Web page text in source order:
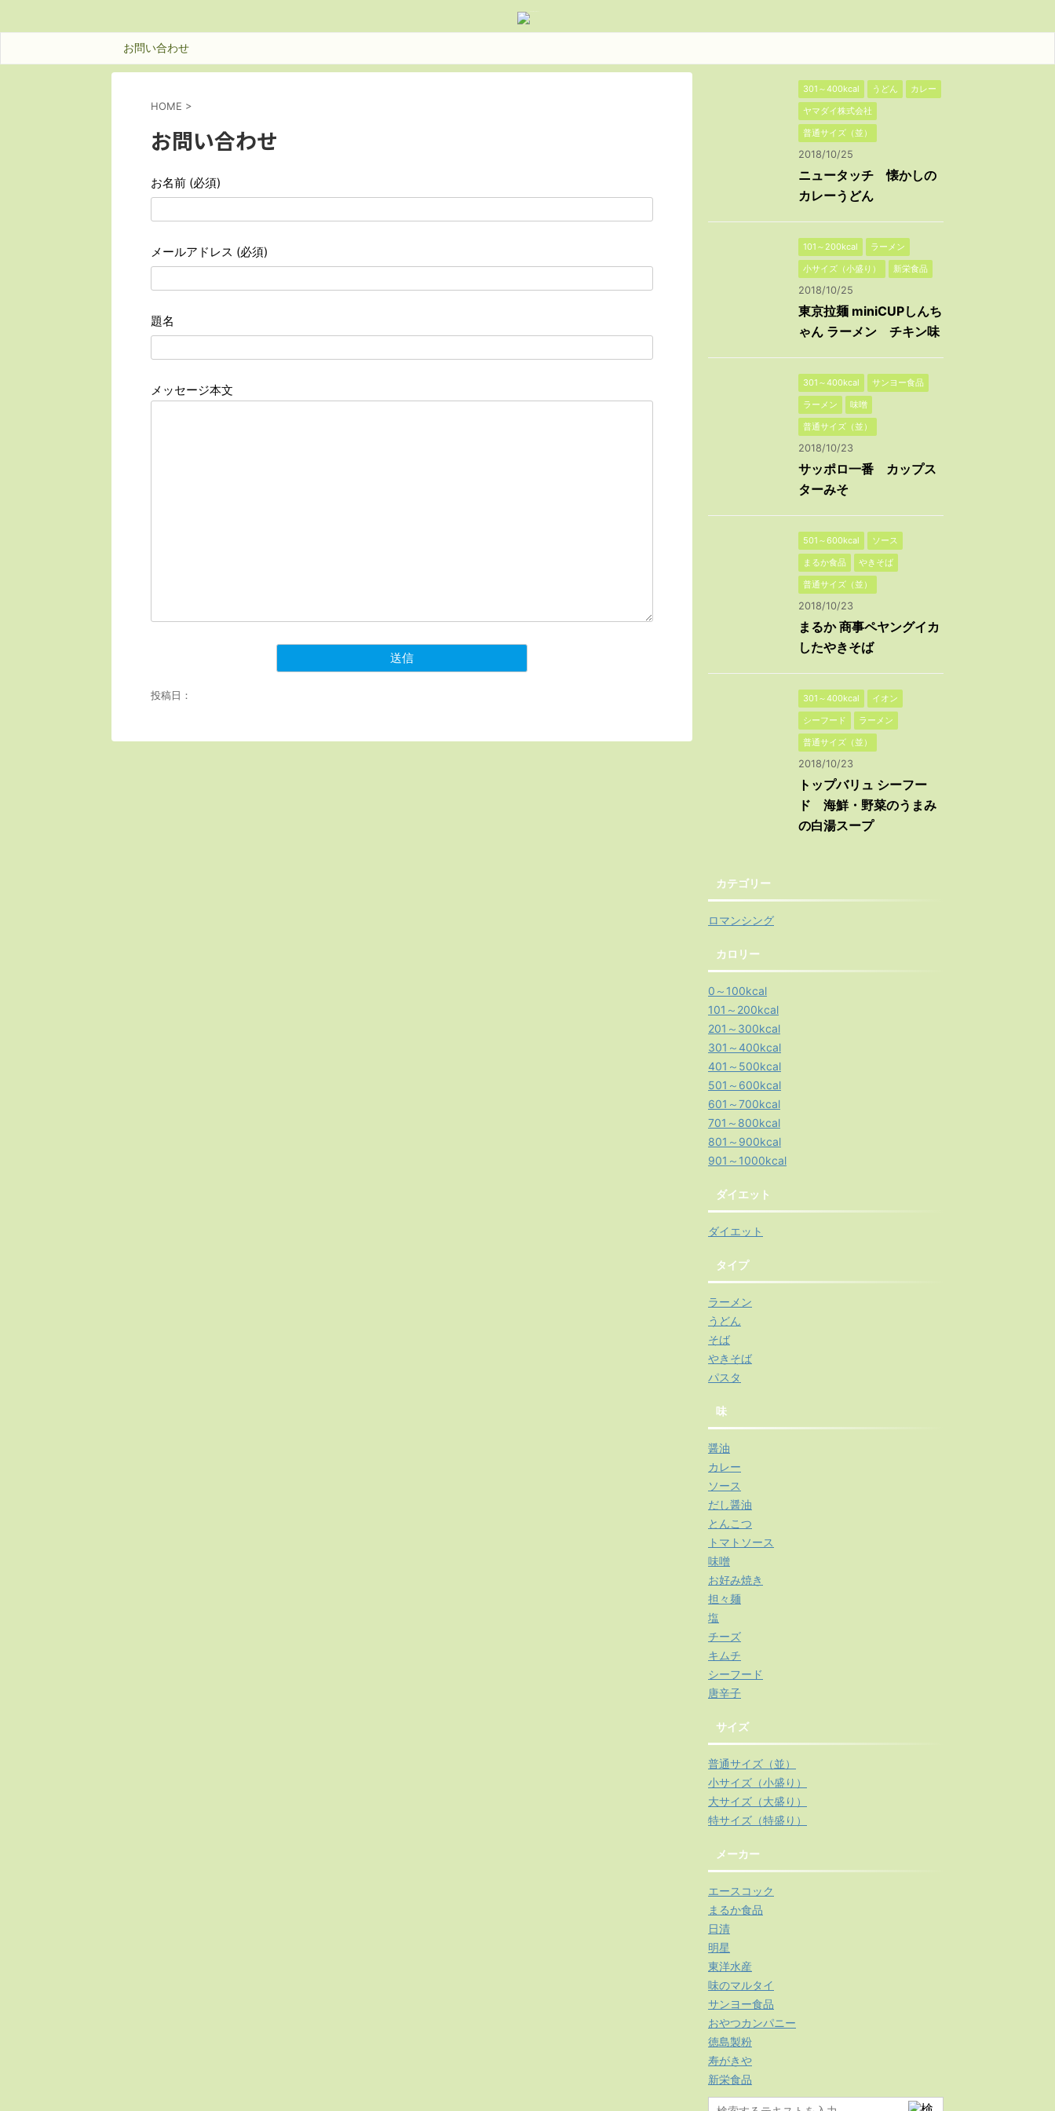
お問い合わせ
HOME >
お問い合わせ
お名前 (必須)
メールアドレス (必須)
題名
メッセージ本文
投稿日：
301～400kcal うどん
カレー
ヤマダイ株式会社
普通サイズ（並）
2018/10/25
ニュータッチ 懐かしの
カレーうどん
101～200kcal
ラーメン
小サイズ（小盛り）
新栄食品
2018/10/25
東京拉麺 miniCUPしんち
ゃん ラーメン チキン味
301～400kcal
サンヨー食品
ラーメン
味噌
普通サイズ（並）
2018/10/23
サッポロ一番 カップス
ターみそ
501～600kcal
ソース
まるか食品
やきそば
普通サイズ（並）
2018/10/23
まるか 商事ペヤングイカ
したやきそば
301～400kcal
イオン
シーフード
ラーメン
普通サイズ（並）
2018/10/23
トップバリュ シーフー
ド 海鮮・野菜のうまみ
の白湯スープ
カテゴリー
ロマンシング
カロリー
0～100kcal
101～200kcal
201～300kcal
301～400kcal
401～500kcal
501～600kcal
601～700kcal
701～800kcal
801～900kcal
901～1000kcal
ダイエット
ダイエット
タイプ
ラーメン
うどん
そば
やきそば
パスタ
味
醤油
カレー
ソース
だし醤油
とんこつ
トマトソース
味噌
お好み焼き
担々麺
塩
チーズ
キムチ
シーフード
唐辛子
サイズ
普通サイズ（並）
小サイズ（小盛り）
大サイズ（大盛り）
特サイズ（特盛り）
メーカー
エースコック
まるか食品
日清
明星
東洋水産
味のマルタイ
サンヨー食品
おやつカンパニー
徳島製粉
寿がきや
新栄食品